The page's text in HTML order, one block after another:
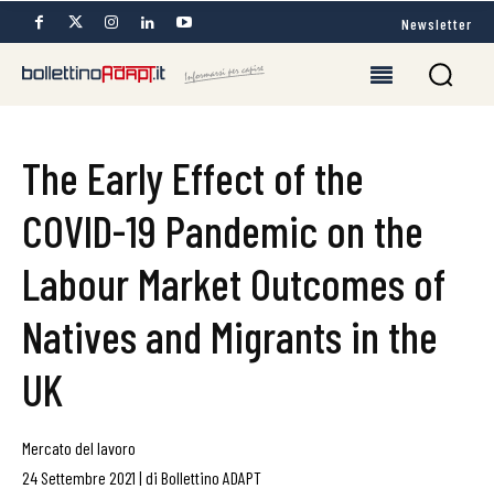
Newsletter
The Early Effect of the
COVID-19 Pandemic on the
Labour Market Outcomes of
Natives and Migrants in the
UK
Mercato del lavoro
24 Settembre 2021 | di Bollettino ADAPT